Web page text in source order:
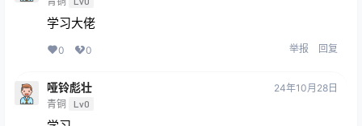
学习大佬
0 0 举报 回复
哑铃彪壮
青铜 Lv0
24年10月28日